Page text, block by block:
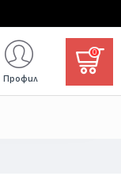
Профил
0